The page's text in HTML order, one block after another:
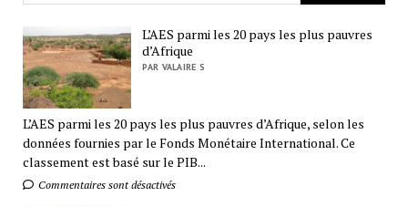
L’AES parmi les 20 pays les plus pauvres
d’Afrique
PAR VALAIRE S
L’AES parmi les 20 pays les plus pauvres d’Afrique, selon les
données fournies par le Fonds Monétaire International. Ce
classement est basé sur le PIB...
Commentaires sont désactivés